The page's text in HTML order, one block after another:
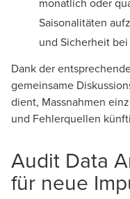
Saisonalitäten
und Sicherheit
Dank der
gemeinsame
dient, Massnahmen
und Fehlerquellen
Audit Data
für neue